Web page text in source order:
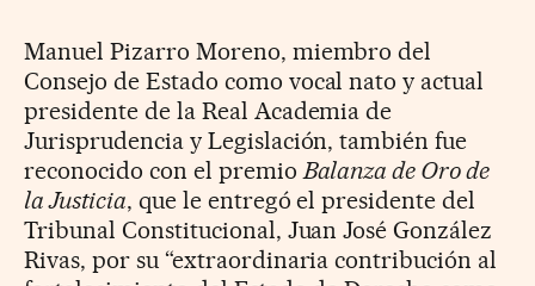
Manuel Pizarro Moreno, miembro del
Consejo de Estado como vocal nato y actual
presidente de la Real Academia de
Jurisprudencia y Legislación, también fue
reconocido con el premioBalanza de Oro de
la Justicia, que le entregó el presidente del
Tribunal Constitucional, Juan José González
Rivas, por su “extraordinaria contribución al